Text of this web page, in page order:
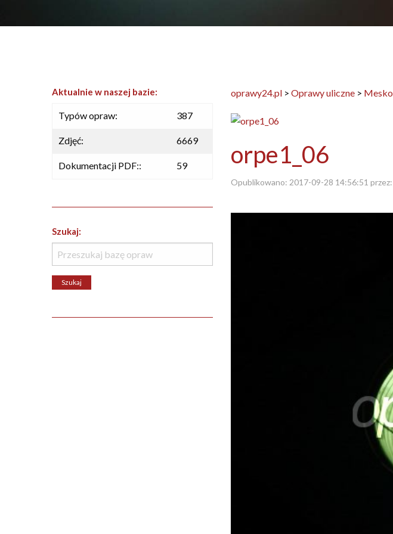
oprawy24.pl > Oprawy uliczne > Mesko
orpe1_06
Opublikowano: 2017-09-28 14:56:51 przez:
Aktualnie w naszej bazie:
Typów opraw: 387
Zdjęć: 6669
Dokumentacji PDF:: 59
Szukaj: